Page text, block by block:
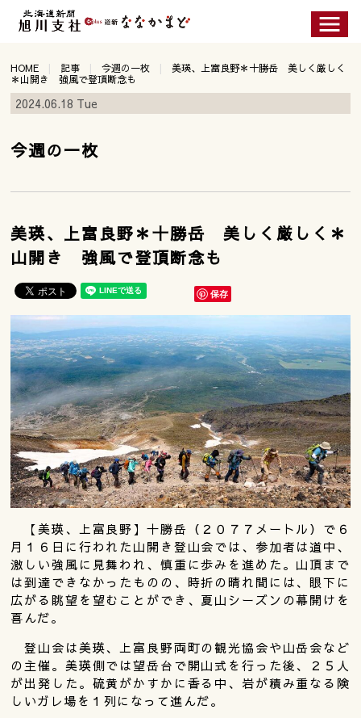
HOME 記事 今週の一枚
美瑛、上富良野＊十勝岳 美しく厳しく
＊山開き 強風で登頂断念も
2024.06.18 Tue
今週の一枚
美瑛、上富良野＊十勝岳 美しく厳しく＊
山開き 強風で登頂断念も
保存
【美瑛、上富良野】十勝岳（２０７７メートル）で６
月１６日に行われた山開き登山会では、参加者は道中、
激しい強風に見舞われ、慎重に歩みを進めた。山頂まで
は到達できなかったものの、時折の晴れ間には、眼下に
広がる眺望を望むことができ、夏山シーズンの幕開けを
喜んだ。
登山会は美瑛、上富良野両町の観光協会や山岳会など
の主催。美瑛側では望岳台で開山式を行った後、２５人
が出発した。硫黄がかすかに香る中、岩が積み重なる険
しいガレ場を１列になって進んだ。